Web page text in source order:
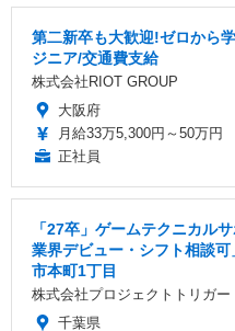
第二新卒も大歓迎!ゼロから
ジニア/交通費支給
株式会社RIOT GROUP
大阪府
月給33万5,300円～50万円
正社員
「27卒」ゲームテクニカル
業界デビュー・シフト相談
市本町1丁目
株式会社プロジェクトトリガー
千葉県